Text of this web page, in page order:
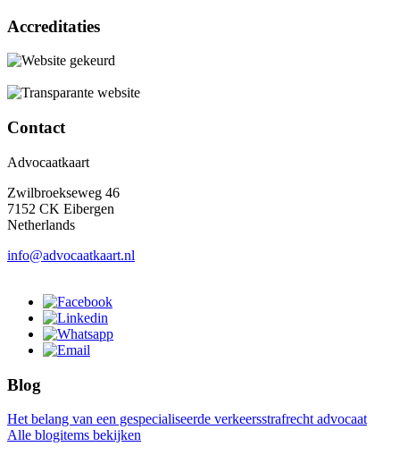
Accreditaties
Contact
Advocaatkaart
Zwilbroekseweg 46
7152 CK Eibergen
Netherlands
info@advocaatkaart.nl
Blog
Het belang van een gespecialiseerde verkeersstrafrecht advocaat
Alle blogitems bekijken